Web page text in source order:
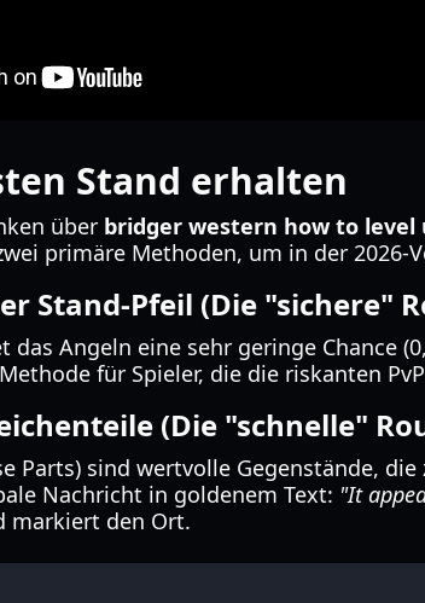
Stand erhalten
über bridger western how to level
primäre Methoden, um in der 2026-
Stand-Pfeil (Die "sichere"
das Angeln eine sehr geringe Chance
für Spieler, die die riskanten
(Die "schnelle"
Parts) sind wertvolle Gegenstände,
Nachricht in goldenem Text: "It
markiert den Ort.